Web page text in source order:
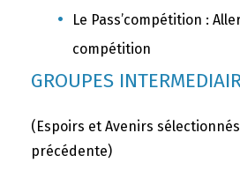
Le Pass’compétition :
compétition
GROUPES
(Espoirs et Avenirs
précédente)